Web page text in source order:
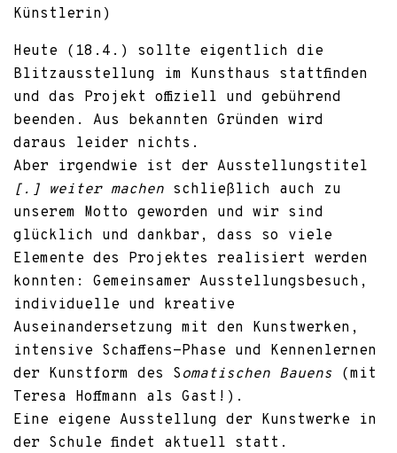
Künstlerin)
Heute (18.4.) sollte eigentlich die
Blitzausstellung im Kunsthaus stattfinden
und das Projekt offiziell und gebührend
beenden. Aus bekannten Gründen wird
daraus leider nichts.
Aber irgendwie ist der Ausstellungstitel
[.] weiter machen schließlich auch zu
unserem Motto geworden und wir sind
glücklich und dankbar, dass so viele
Elemente des Projektes realisiert werden
konnten: Gemeinsamer Ausstellungsbesuch,
individuelle und kreative
Auseinandersetzung mit den Kunstwerken,
intensive Schaffens-Phase und Kennenlernen
der Kunstform des S omatischen Bauens (mit
Teresa Hoffmann als Gast!).
Eine eigene Ausstellung der Kunstwerke in
der Schule findet aktuell statt.